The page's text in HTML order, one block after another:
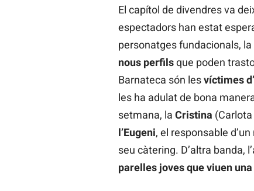
El capítol de divendres va
espectadors han estat
personatges fundacionals, la
nous perfilsque poden
Barnateca són lesvíctimes
les ha adulat de bona
setmana, la Cristina
l’Eugeni, el responsable
seu càtering. D’altra banda,
parelles joves que viuen